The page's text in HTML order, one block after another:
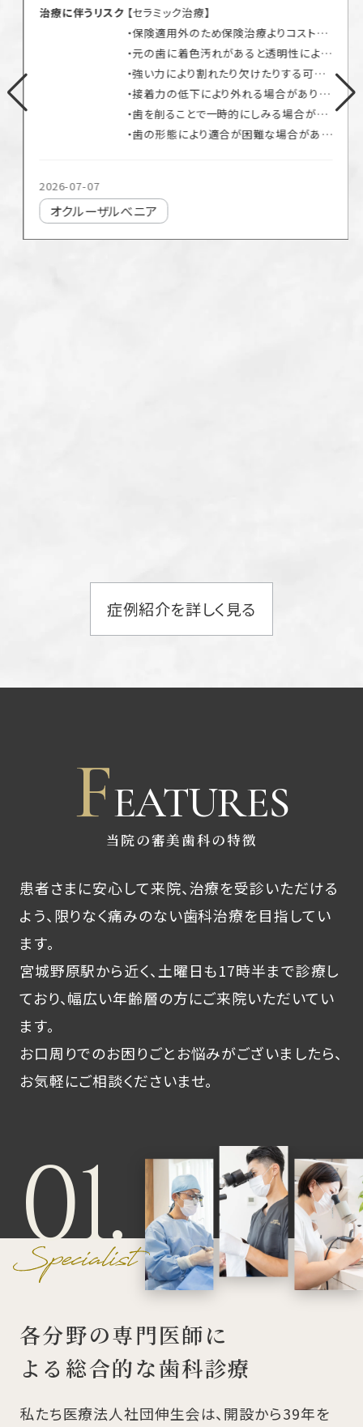
治療に伴うリスク【セラミック治療】
・保険適用外のため保険治療よりコストがかかります
・元の歯に着色汚れがあると透明性により黄ばんで見える場合があります
・強い力により割れたり欠けたりする可能性があります
・接着力の低下により外れる場合があります
・歯を削ることで一時的にしみる場合があります
・歯の形態により適合が困難な場合があります
2026-07-07
オクルーザルべニア
症例紹介を詳しく見る
FEATURES
当院の審美歯科の特徴
患者さまに安心して来院、治療を受診いただける
よう、限りなく痛みのない歯科治療を目指してい
ます。
宮城野原駅から近く、土曜日も17時半まで診療し
ており、幅広い年齢層の方にご来院いただいてい
ます。
お口周りでのお困りごとお悩みがございましたら、
お気軽にご相談くださいませ。
01.
各分野の専門医師に
よる総合的な歯科診療
私たち医療法人社団伸生会は、開設から39年を